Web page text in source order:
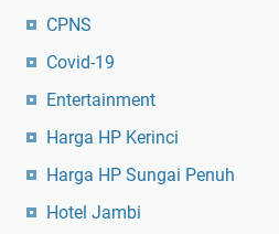
CPNS
Covid-19
Entertainment
Harga HP Kerinci
Harga HP Sungai Penuh
Hotel Jambi